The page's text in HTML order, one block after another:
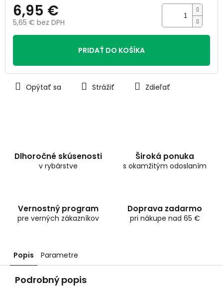
6,95 €
5,65 € bez DPH
Jednotková
PRIDAŤ DO KOŠÍKA
Opýtať sa Strážiť Zdieľať
Dlhoročné skúsenosti
v rybárstve
Široká ponuka
s okamžitým odoslaním
Vernostný program
pre verných zákazníkov
Doprava zadarmo
pri nákupe nad 65 €
Popis Parametre
Podrobný popis